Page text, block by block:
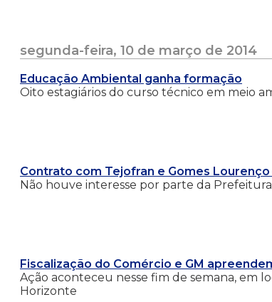
segunda-feira, 10 de março de 2014
Educação Ambiental ganha formação
Oito estagiários do curso técnico em meio
Contrato com Tejofran e Gomes
Não houve interesse por parte da
Fiscalização do Comércio e GM
Ação aconteceu nesse fim de semana, em
Horizonte